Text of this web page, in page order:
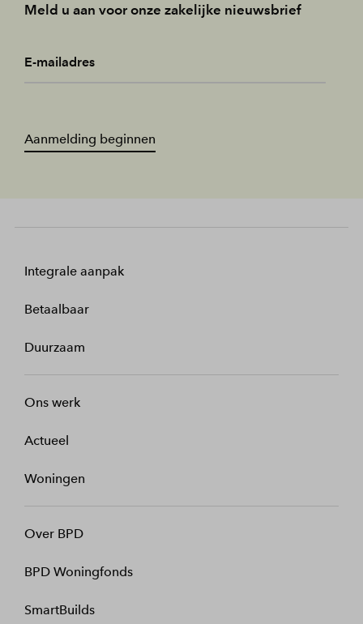
Meld u aan voor onze zakelijke nieuwsbrief
E-mailadres
Aanmelding beginnen
Integrale aanpak
Betaalbaar
Duurzaam
Ons werk
Actueel
Woningen
Over BPD
BPD Woningfonds
SmartBuilds